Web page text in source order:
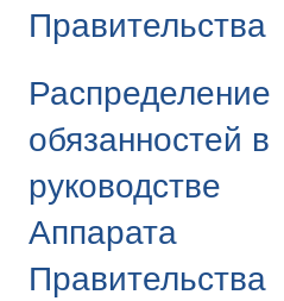
Правительства
Распределение
обязанностей в
руководстве
Аппарата
Правительства